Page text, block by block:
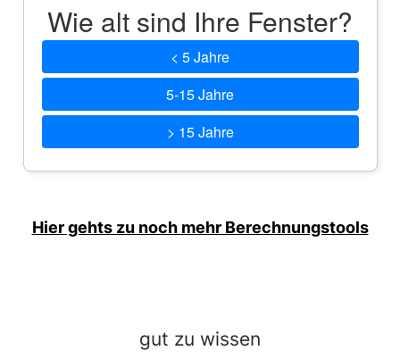
Wie alt sind Ihre Fenster?
< 5 Jahre
5-15 Jahre
> 15 Jahre
Hier gehts zu noch mehr Berechnungstools
gut zu wissen